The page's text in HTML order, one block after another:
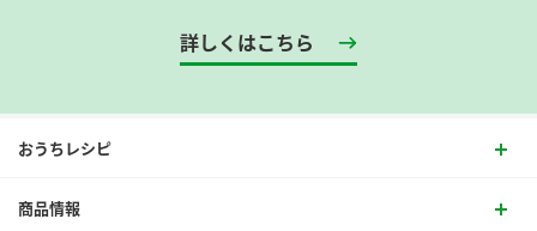
詳しくはこちら
おうちレシピ
商品情報